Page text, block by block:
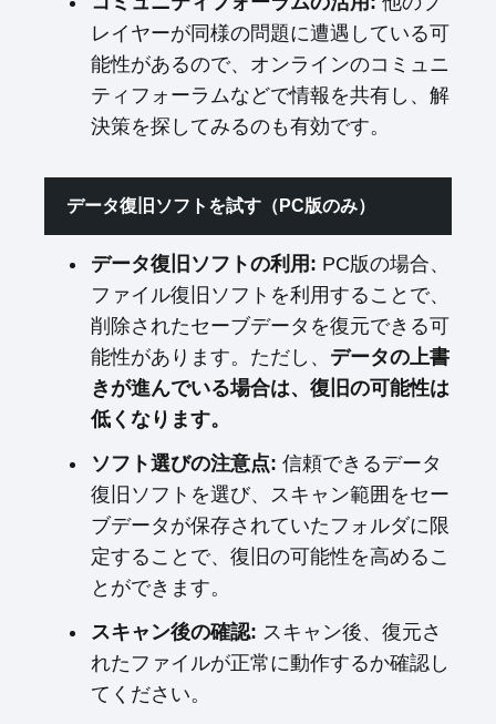
レイヤーが同様の問題に遭遇している可
能性があるので、オンラインのコミュニ
ティフォーラムなどで情報を共有し、解
決策を探してみるのも有効です。
データ復旧ソフトを試す（PC版のみ）
データ復旧ソフトの利用: PC版の場合、
ファイル復旧ソフトを利用することで、
削除されたセーブデータを復元できる可
能性があります。ただし、 データの上書
きが進んでいる場合は、復旧の可能性は
低くなります。
ソフト選びの注意点: 信頼できるデータ
復旧ソフトを選び、スキャン範囲をセー
ブデータが保存されていたフォルダに限
定することで、復旧の可能性を高めるこ
とができます。
スキャン後の確認: スキャン後、復元さ
れたファイルが正常に動作するか確認し
てください。